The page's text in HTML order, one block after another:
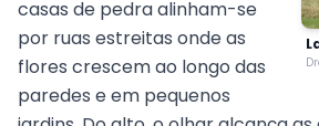
casas de pedra alinham-se
por ruas estreitas onde as
flores crescem ao longo das
paredes e em pequenos